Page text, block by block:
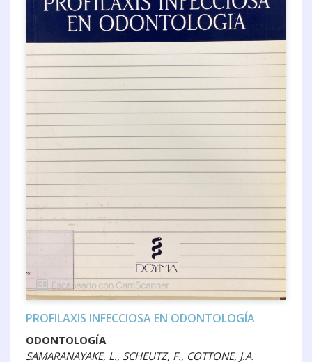
PROFILAXIS INFECCIOSA EN ODONTOLOGÍA
ODONTOLOGÍA
SAMARANAYAKE, L., SCHEUTZ, F., COTTONE, J.A.